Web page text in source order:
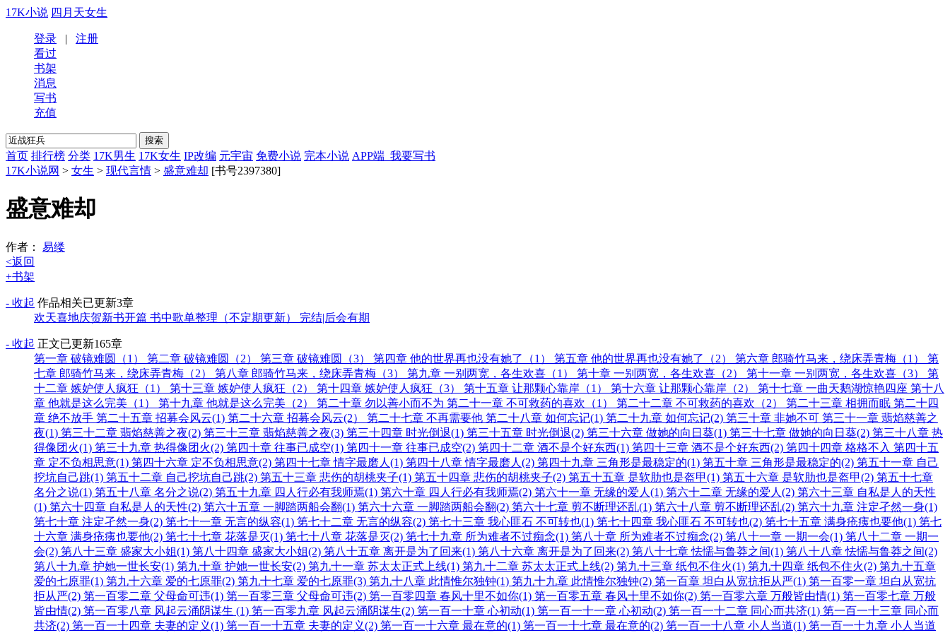
17K小说 四月天女生
登录 | 注册
看过
书架
消息
写书
充值
首页 排行榜 分类 17K男生 17K女生 IP改编 元宇宙 免费小说 完本小说 APP端 我要写书
17K小说网 > 女生 > 现代言情 > 盛意难却 [书号2397380]
盛意难却
作者： 易缕
<返回
+书架
- 收起 作品相关已更新3章
欢天喜地庆贺新书开篇 书中歌单整理（不定期更新） 完结|后会有期
- 收起 正文已更新165章
第一章 破镜难圆（1） 第二章 破镜难圆（2） 第三章 破镜难圆（3） 第四章 他的世界再也没有她了（1） 第五章 他的世界再也没有她了（2） 第六章 郎骑竹马来，绕床弄青梅（1） 第
七章 郎骑竹马来，绕床弄青梅（2） 第八章 郎骑竹马来，绕床弄青梅（3） 第九章 一别两宽，各生欢喜（1） 第十章 一别两宽，各生欢喜（2） 第十一章 一别两宽，各生欢喜（3） 第
十二章 嫉妒使人疯狂（1） 第十三章 嫉妒使人疯狂（2） 第十四章 嫉妒使人疯狂（3） 第十五章 让那颗心靠岸（1） 第十六章 让那颗心靠岸（2） 第十七章 一曲天鹅湖惊艳四座 第十八
章 他就是这么完美（1） 第十九章 他就是这么完美（2） 第二十章 勿以善小而不为 第二十一章 不可救药的喜欢（1） 第二十二章 不可救药的喜欢（2） 第二十三章 相拥而眠 第二十四
章 绝不放手 第二十五章 招募会风云(1) 第二十六章 招募会风云(2） 第二十七章 不再需要他 第二十八章 如何忘记(1) 第二十九章 如何忘记(2) 第三十章 非她不可 第三十一章 翡焰慈善之
夜(1) 第三十二章 翡焰慈善之夜(2) 第三十三章 翡焰慈善之夜(3) 第三十四章 时光倒退(1) 第三十五章 时光倒退(2) 第三十六章 做她的向日葵(1) 第三十七章 做她的向日葵(2) 第三十八章 热
得像团火(1) 第三十九章 热得像团火(2) 第四十章 往事已成空(1) 第四十一章 往事已成空(2) 第四十二章 酒不是个好东西(1) 第四十三章 酒不是个好东西(2) 第四十四章 格格不入 第四十五
章 定不负相思意(1) 第四十六章 定不负相思意(2) 第四十七章 情字最磨人(1) 第四十八章 情字最磨人(2) 第四十九章 三角形是最稳定的(1) 第五十章 三角形是最稳定的(2) 第五十一章 自己
挖坑自己跳(1) 第五十二章 自己挖坑自己跳(2) 第五十三章 悲伤的胡桃夹子(1) 第五十四章 悲伤的胡桃夹子(2) 第五十五章 是软肋也是盔甲(1) 第五十六章 是软肋也是盔甲(2) 第五十七章
名分之说(1) 第五十八章 名分之说(2) 第五十九章 四人行必有我师焉(1) 第六十章 四人行必有我师焉(2) 第六十一章 无缘的爱人(1) 第六十二章 无缘的爱人(2) 第六十三章 自私是人的天性
(1) 第六十四章 自私是人的天性(2) 第六十五章 一脚踏两船会翻(1) 第六十六章 一脚踏两船会翻(2) 第六十七章 剪不断理还乱(1) 第六十八章 剪不断理还乱(2) 第六十九章 注定孑然一身(1)
第七十章 注定孑然一身(2) 第七十一章 无言的纵容(1) 第七十二章 无言的纵容(2) 第七十三章 我心匪石 不可转也(1) 第七十四章 我心匪石 不可转也(2) 第七十五章 满身疮痍也要他(1) 第七
十六章 满身疮痍也要他(2) 第七十七章 花落是灭(1) 第七十八章 花落是灭(2) 第七十九章 所为难者不过痴念(1) 第八十章 所为难者不过痴念(2) 第八十一章 一期一会(1) 第八十二章 一期一
会(2) 第八十三章 盛家大小姐(1) 第八十四章 盛家大小姐(2) 第八十五章 离开是为了回来(1) 第八十六章 离开是为了回来(2) 第八十七章 怯懦与鲁莽之间(1) 第八十八章 怯懦与鲁莽之间(2)
第八十九章 护她一世长安(1) 第九十章 护她一世长安(2) 第九十一章 苏太太正式上线(1) 第九十二章 苏太太正式上线(2) 第九十三章 纸包不住火(1) 第九十四章 纸包不住火(2) 第九十五章
爱的七原罪(1) 第九十六章 爱的七原罪(2) 第九十七章 爱的七原罪(3) 第九十八章 此情惟尔独钟(1) 第九十九章 此情惟尔独钟(2) 第一百章 坦白从宽抗拒从严(1) 第一百零一章 坦白从宽抗
拒从严(2) 第一百零二章 父母命可违(1) 第一百零三章 父母命可违(2) 第一百零四章 春风十里不如你(1) 第一百零五章 春风十里不如你(2) 第一百零六章 万般皆由情(1) 第一百零七章 万般
皆由情(2) 第一百零八章 风起云涌阴谋生 (1) 第一百零九章 风起云涌阴谋生(2) 第一百一十章 心初动(1) 第一百一十一章 心初动(2) 第一百一十二章 同心而共济(1) 第一百一十三章 同心而
共济(2) 第一百一十四章 夫妻的定义(1) 第一百一十五章 夫妻的定义(2) 第一百一十六章 最在意的(1) 第一百一十七章 最在意的(2) 第一百一十八章 小人当道(1) 第一百一十九章 小人当道